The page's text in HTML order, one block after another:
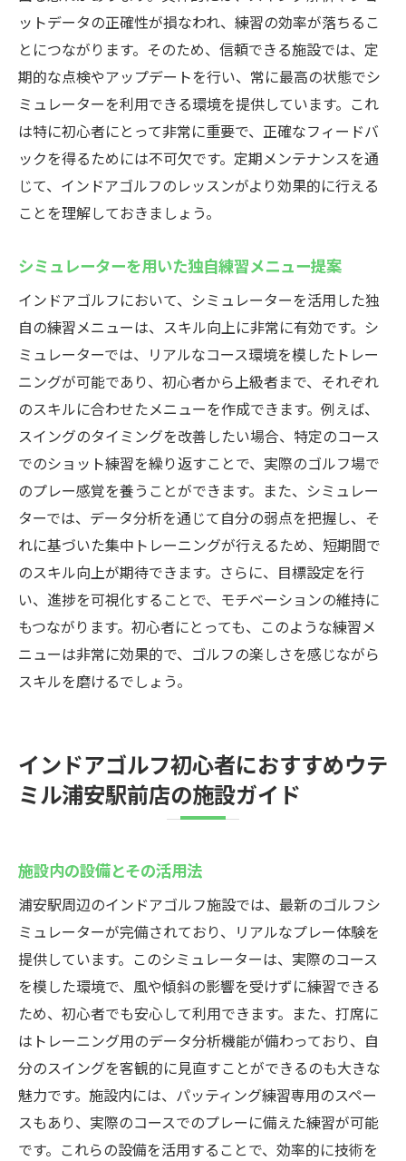
ットデータの正確性が損なわれ、練習の効率が落ちるこ
とにつながります。そのため、信頼できる施設では、定
期的な点検やアップデートを行い、常に最高の状態でシ
ミュレーターを利用できる環境を提供しています。これ
は特に初心者にとって非常に重要で、正確なフィードバ
ックを得るためには不可欠です。定期メンテナンスを通
じて、インドアゴルフのレッスンがより効果的に行える
ことを理解しておきましょう。
シミュレーターを用いた独自練習メニュー提案
インドアゴルフにおいて、シミュレーターを活用した独
自の練習メニューは、スキル向上に非常に有効です。シ
ミュレーターでは、リアルなコース環境を模したトレー
ニングが可能であり、初心者から上級者まで、それぞれ
のスキルに合わせたメニューを作成できます。例えば、
スイングのタイミングを改善したい場合、特定のコース
でのショット練習を繰り返すことで、実際のゴルフ場で
のプレー感覚を養うことができます。また、シミュレー
ターでは、データ分析を通じて自分の弱点を把握し、そ
れに基づいた集中トレーニングが行えるため、短期間で
のスキル向上が期待できます。さらに、目標設定を行
い、進捗を可視化することで、モチベーションの維持に
もつながります。初心者にとっても、このような練習メ
ニューは非常に効果的で、ゴルフの楽しさを感じながら
スキルを磨けるでしょう。
インドアゴルフ初心者におすすめウテ
ミル浦安駅前店の施設ガイド
施設内の設備とその活用法
浦安駅周辺のインドアゴルフ施設では、最新のゴルフシ
ミュレーターが完備されており、リアルなプレー体験を
提供しています。このシミュレーターは、実際のコース
を模した環境で、風や傾斜の影響を受けずに練習できる
ため、初心者でも安心して利用できます。また、打席に
はトレーニング用のデータ分析機能が備わっており、自
分のスイングを客観的に見直すことができるのも大きな
魅力です。施設内には、パッティング練習専用のスペー
スもあり、実際のコースでのプレーに備えた練習が可能
です。これらの設備を活用することで、効率的に技術を